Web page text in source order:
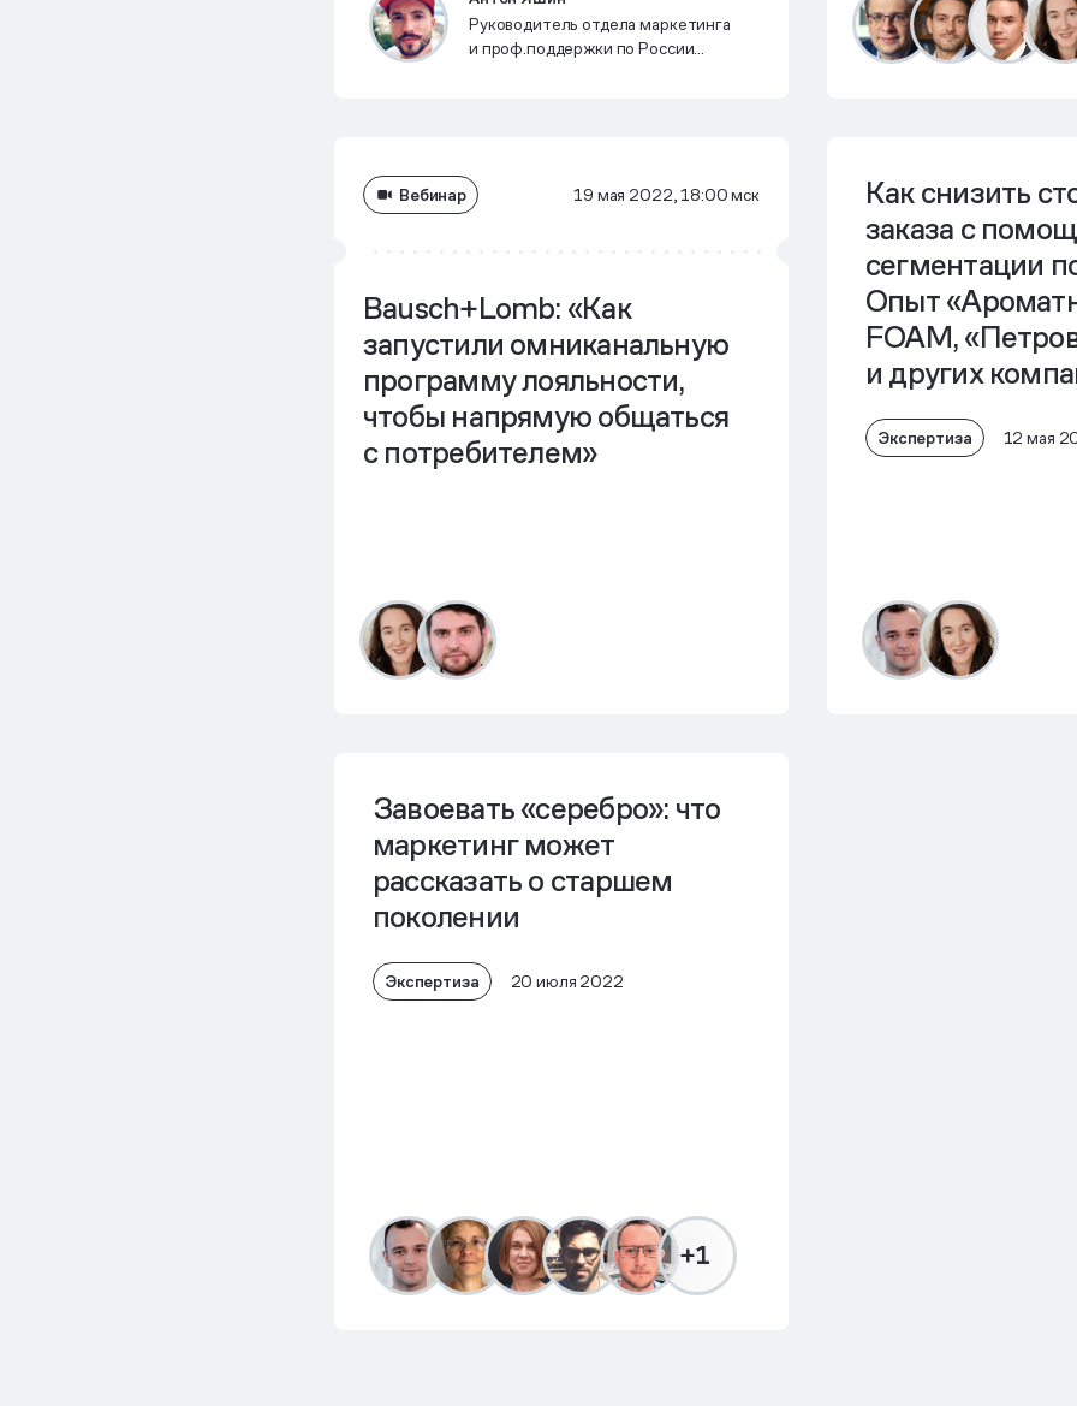
Руководитель отдела маркетинга
и проф.поддержки по России
Вебинар 19 мая 2022, 18:00 мск
Bausch+Lomb: «Как
запустили омниканальную
программу лояльности,
чтобы напрямую общаться
с потребителем»
Как снизить
заказа с
сегментации
Опыт
FOAM,
и других
Экспертиза 12 мая
Завоевать «серебро»: что
маркетинг может
рассказать о старшем
поколении
Экспертиза 20 июля 2022
+1